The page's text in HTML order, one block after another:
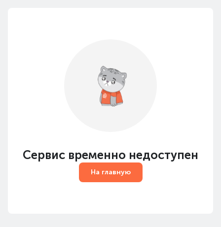
Сервис временно недоступен
На главную